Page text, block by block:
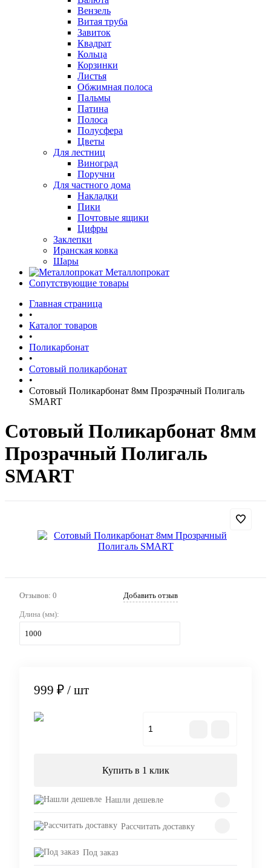
Вензель
Витая труба
Завиток
Квадрат
Кольца
Корзинки
Листья
Обжимная полоса
Пальмы
Патина
Полоса
Полусфера
Цветы
Для лестниц
Виноград
Поручни
Для частного дома
Накладки
Пики
Почтовые ящики
Цифры
Заклепки
Иранская ковка
Шары
Металлопрокат
Сопутствующие товары
Главная страница
•
Каталог товаров
•
Поликарбонат
•
Сотовый поликарбонат
•
Сотовый Поликарбонат 8мм Прозрачный Полигаль
SMART
Сотовый Поликарбонат 8мм
Прозрачный Полигаль
SMART
Отзывов: 0 Добавить отзыв
Длина (мм):
1000
999 ₽ / шт
Купить в 1 клик
Нашли дешевле
Рассчитать доставку
Под заказ